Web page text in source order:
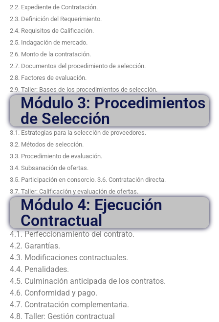
2.2. Expediente de Contratación.
2.3. Definición del Requerimiento.
2.4. Requisitos de Calificación.
2.5. Indagación de mercado.
2.6. Monto de la contratación.
2.7. Documentos del procedimiento de selección.
2.8. Factores de evaluación.
2.9. Taller: Bases de los procedimientos de selección.
Módulo 3: Procedimientos
de Selección
3.1. Estrategias para la selección de proveedores.
3.2. Métodos de selección.
3.3. Procedimiento de evaluación.
3.4. Subsanación de ofertas.
3.5. Participación en consorcio. 3.6. Contratación directa.
3.7. Taller: Calificación y evaluación de ofertas.
Módulo 4: Ejecución
Contractual
4.1. Perfeccionamiento del contrato.
4.2. Garantías.
4.3. Modificaciones contractuales.
4.4. Penalidades.
4.5. Culminación anticipada de los contratos.
4.6. Conformidad y pago.
4.7. Contratación complementaria.
4.8. Taller: Gestión contractual